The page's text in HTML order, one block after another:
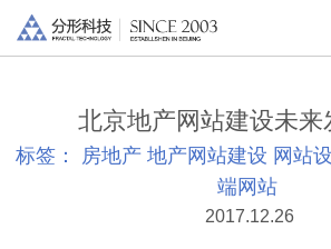
北京地产网站建设未来
标签： 房地产 地产网站建设 网站
端网站
2017.12.26